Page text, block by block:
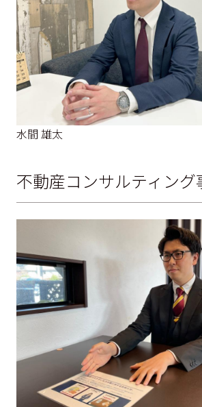
水間 雄太
不動産コンサルティング